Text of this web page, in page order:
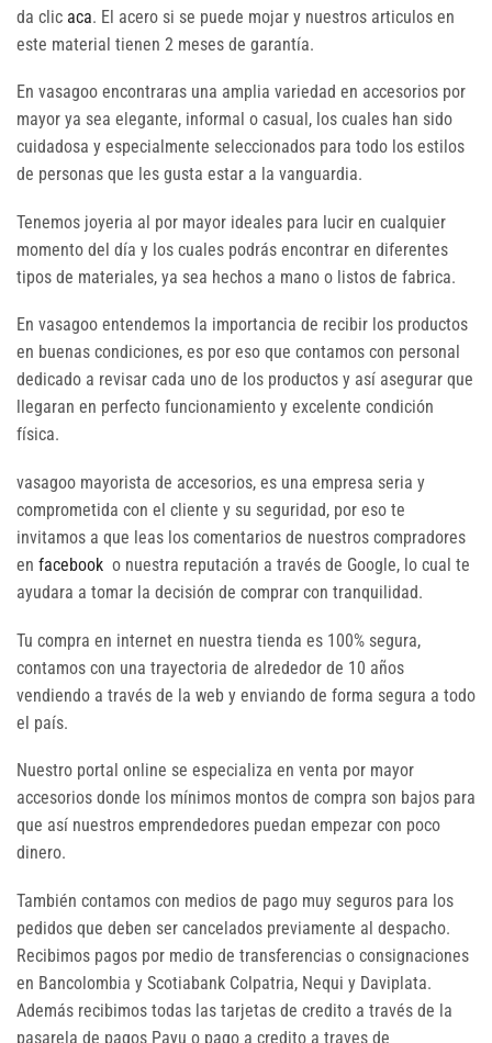
da clic aca. El acero si se puede mojar y nuestros articulos en
este material tienen 2 meses de garantía.
En vasagoo encontraras una amplia variedad en accesorios por
mayor ya sea elegante, informal o casual, los cuales han sido
cuidadosa y especialmente seleccionados para todo los estilos
de personas que les gusta estar a la vanguardia.
Tenemos joyeria al por mayor ideales para lucir en cualquier
momento del día y los cuales podrás encontrar en diferentes
tipos de materiales, ya sea hechos a mano o listos de fabrica.
En vasagoo entendemos la importancia de recibir los productos
en buenas condiciones, es por eso que contamos con personal
dedicado a revisar cada uno de los productos y así asegurar que
llegaran en perfecto funcionamiento y excelente condición
física.
vasagoo mayorista de accesorios, es una empresa seria y
comprometida con el cliente y su seguridad, por eso te
invitamos a que leas los comentarios de nuestros compradores
en facebook o nuestra reputación a través de Google, lo cual te
ayudara a tomar la decisión de comprar con tranquilidad.
Tu compra en internet en nuestra tienda es 100% segura,
contamos con una trayectoria de alrededor de 10 años
vendiendo a través de la web y enviando de forma segura a todo
el país.
Nuestro portal online se especializa en venta por mayor
accesorios donde los mínimos montos de compra son bajos para
que así nuestros emprendedores puedan empezar con poco
dinero.
También contamos con medios de pago muy seguros para los
pedidos que deben ser cancelados previamente al despacho.
Recibimos pagos por medio de transferencias o consignaciones
en Bancolombia y Scotiabank Colpatria, Nequi y Daviplata.
Además recibimos todas las tarjetas de credito a través de la
pasarela de pagos Payu o pago a credito a traves de